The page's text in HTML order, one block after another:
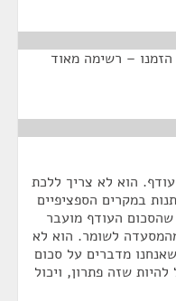
– רשימה מאוד
הוא לא צריך ללכת
במקרים הספציפיים
העודף מועבר
לשומר. הוא לא
מדברים על סכום
להיות שזה פתרון, ויכול